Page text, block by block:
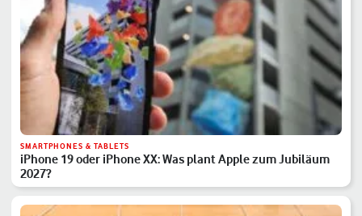
SMARTPHONES & TABLETS
iPhone 19 oder iPhone XX: Was plant Apple zum Jubiläum
2027?